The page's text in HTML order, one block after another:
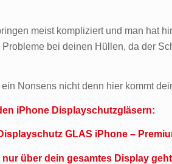
meist kompliziert und man hat
bei deinen Hüllen, da der
Nonsens nicht denn hier kommt
iPhone Displayschutzgläsern:
GLAS iPhone –
nur über dein gesamtes Display